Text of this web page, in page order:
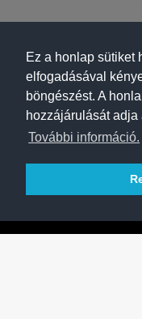
Ez a honlap sütiket
elfogadásával
böngészést. A
hozzájárulását
További információ.